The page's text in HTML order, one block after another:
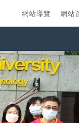
網站導覽 網站